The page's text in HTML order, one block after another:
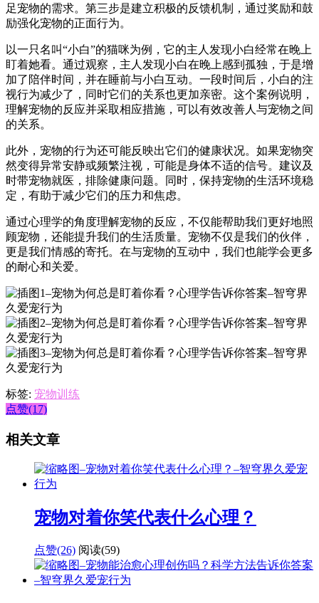
足宠物的需求。第三步是建立积极的反馈机制，通过奖励和鼓
励强化宠物的正面行为。
以一只名叫“小白”的猫咪为例，它的主人发现小白经常在晚上
盯着她看。通过观察，主人发现小白在晚上感到孤独，于是增
加了陪伴时间，并在睡前与小白互动。一段时间后，小白的注
视行为减少了，同时它们的关系也更加亲密。这个案例说明，
理解宠物的反应并采取相应措施，可以有效改善人与宠物之间
的关系。
此外，宠物的行为还可能反映出它们的健康状况。如果宠物突
然变得异常安静或频繁注视，可能是身体不适的信号。建议及
时带宠物就医，排除健康问题。同时，保持宠物的生活环境稳
定，有助于减少它们的压力和焦虑。
通过心理学的角度理解宠物的反应，不仅能帮助我们更好地照
顾宠物，还能提升我们的生活质量。宠物不仅是我们的伙伴，
更是我们情感的寄托。在与宠物的互动中，我们也能学会更多
的耐心和关爱。
标签: 宠物训练
点赞(17)
相关文章
宠物对着你笑代表什么心理？
点赞(26) 阅读(59)